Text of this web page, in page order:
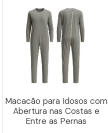
Adicionar
Macacão para Idosos com
Abertura nas Costas e
Entre as Pernas